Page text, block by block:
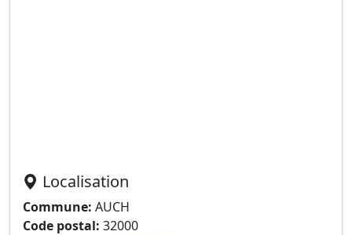
Localisation
Commune: AUCH
Code postal: 32000